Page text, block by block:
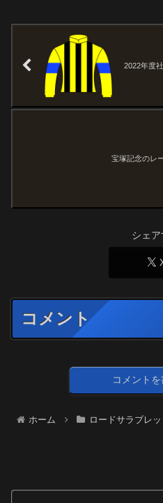
2022年度
宝塚記念のレ
シェア
コメント
コメント
ホーム ロードサラブレ